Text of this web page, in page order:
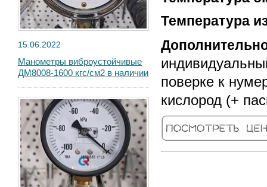
15.06.2022
Манометры виброустойчивые
ДМ8008-1600 кгс/см2 в наличии
Температура
поверке к
кислород (+